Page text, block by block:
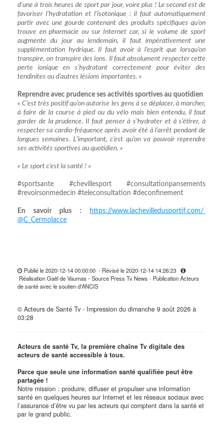
d’une à trois heures de sport par jour, voire plus ! Le second est de
favoriser l’hydratation et l’isotonique : il faut automatiquement
partir avec une gourde contenant des produits spécifiques qu’on
trouve en pharmacie ou sur Internet car, si le volume de sport
augmente du jour au lendemain, il faut impérativement une
supplémentation hydrique. Il faut avoir à l’esprit que lorsqu’on
transpire, on transpire des ions. Il faut absolument respecter cette
perte ionique en s’hydratant correctement pour éviter des
tendinites ou d’autres lésions importantes. »
Reprendre avec prudence ses activités sportives au quotidien
« C’est très positif qu’on autorise les gens à se déplacer, à marcher,
à faire de la course à pied ou du vélo mais bien entendu, il faut
garder de la prudence. Il faut penser à s’hydrater et à s’étirer, à
respecter sa cardio-fréquence après avoir été à l’arrêt pendant de
longues semaines. L’important, c’est qu’on va pouvoir reprendre
ses activités sportives au quotidien. »
« Le sport c’est la santé ! »
#sportsante #chevillesport #consultationpansements
#revoirsonmedecin #teleconsultation #deconfinement
En savoir plus :
https://www.lachevilledusportif.com/
@C_Cermolacce
Publié le 2020-12-14 00:00:00 - Révisé le 2020-12-14 14:26:23
Réalisation Gaël de Vaumas - Source Press Tv News - Publication Acteurs
de santé avec le soutien d'ANCIS
© Acteurs de Santé Tv - Impression du dimanche 9 août 2026 à
03:28
Acteurs de santé Tv, la première chaîne Tv digitale des
acteurs de santé accessible à tous.
Parce que seule une information santé qualifiée peut être
partagée !
Notre mission : produire, diffuser et propulser une information
santé en quelques heures sur Internet et les réseaux sociaux avec
l’assurance d’être vu par les acteurs qui comptent dans la santé et
par le grand public.